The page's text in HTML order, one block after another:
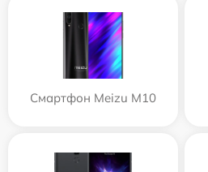
Смартфон Meizu M10